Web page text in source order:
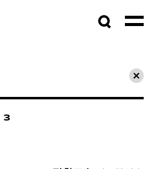
초기
3